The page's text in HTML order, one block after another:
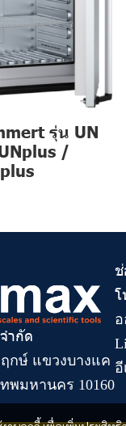
รุ่น UN
/
ำกัด
กษ์ แขวงบางแค
พมหานคร 10160
อี